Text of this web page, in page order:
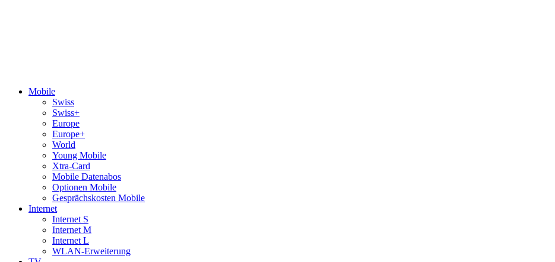
Mobile
Swiss
Swiss+
Europe
Europe+
World
Young Mobile
Xtra-Card
Mobile Datenabos
Optionen Mobile
Gesprächskosten Mobile
Internet
Internet S
Internet M
Internet L
WLAN-Erweiterung